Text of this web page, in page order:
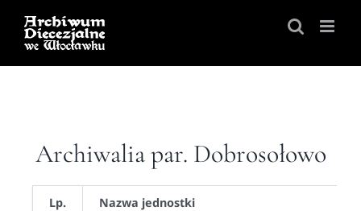
Skip
content
Archiwalia par. Dobrosołowo
Lp. Nazwa jednostki